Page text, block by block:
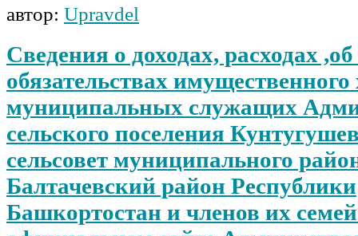
автор: Upravdel
Сведения о доходах, расходах
обязательствах имущественного
муниципальных служащих
сельского поселения
сельсовет муниципального
Балтачевский район Республики
Башкортостан и членов их